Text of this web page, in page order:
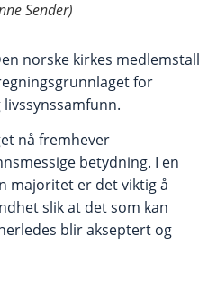
Sender)
norske kirkes medlemstall
for
nå fremhever
betydning. I en
majoritet er det viktig å
slik at det som kan
blir akseptert og